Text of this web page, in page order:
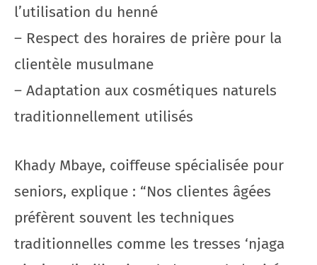
l’utilisation du henné
– Respect des horaires de prière pour la
clientèle musulmane
– Adaptation aux cosmétiques naturels
traditionnellement utilisés
Khady Mbaye, coiffeuse spécialisée pour
seniors, explique : “Nos clientes âgées
préfèrent souvent les techniques
traditionnelles comme les tresses ‘njaga